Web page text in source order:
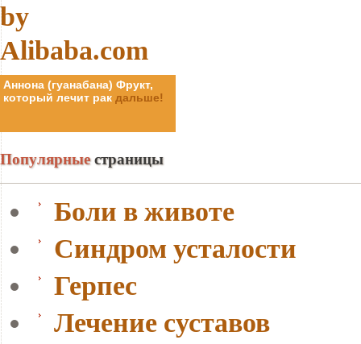
Аннона (гуанабана) Фрукт,
который лечит рак дальше!
Аннона (гуанабана) Фрукт,
который лечит рак дальше!
Популярныестраницы
Боли в животе
Синдром усталости
Герпес
Лечение суставов